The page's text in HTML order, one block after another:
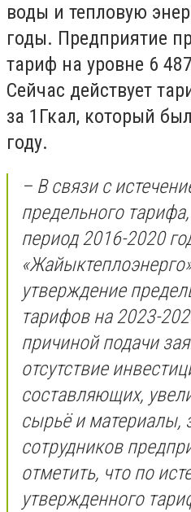
воды и тепловую
годы. Предприятие
тариф на уровне 6
Сейчас действует
за 1Гкал, который
году.
– В связи с
предельного
период 2016-2020
утверждение
тарифов на 2023-
причиной подачи
отсутствие
составляющих,
сырьё и материалы,
сотрудников
отметить, что по
утвержденного